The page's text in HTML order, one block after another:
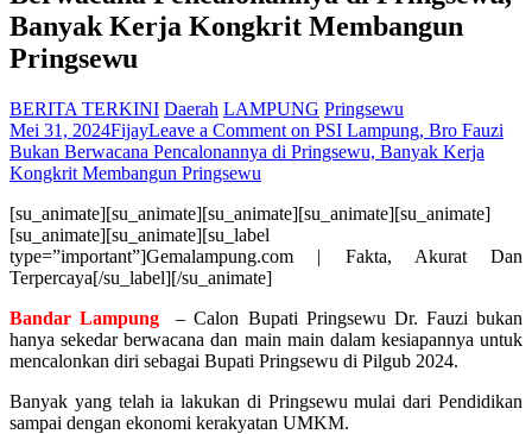
Banyak Kerja Kongkrit Membangun
Pringsewu
BERITA TERKINI Daerah LAMPUNG Pringsewu
Mei 31, 2024FijayLeave a Comment on PSI Lampung, Bro Fauzi
Bukan Berwacana Pencalonannya di Pringsewu, Banyak Kerja
Kongkrit Membangun Pringsewu
[su_animate][su_animate][su_animate][su_animate][su_animate]
[su_animate][su_animate][su_label
type=”important”]Gemalampung.com | Fakta, Akurat Dan
Terpercaya[/su_label][/su_animate]
Bandar Lampung – Calon Bupati Pringsewu Dr. Fauzi bukan
hanya sekedar berwacana dan main main dalam kesiapannya untuk
mencalonkan diri sebagai Bupati Pringsewu di Pilgub 2024.
Banyak yang telah ia lakukan di Pringsewu mulai dari Pendidikan
sampai dengan ekonomi kerakyatan UMKM.